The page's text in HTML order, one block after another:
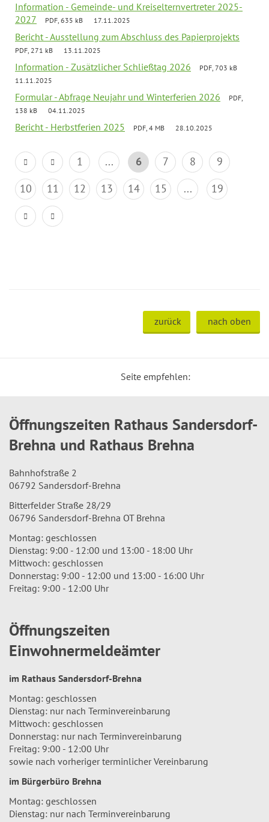
Information - Gemeinde- und Kreiselternvertreter 2025-
2027
PDF, 635 kB 17.11.2025
Bericht - Ausstellung zum Abschluss des Papierprojekts
PDF, 271 kB 13.11.2025
Information - Zusätzlicher Schließtag 2026
PDF, 703 kB
11.11.2025
Formular - Abfrage Neujahr und Winterferien 2026
PDF,
138 kB
04.11.2025
Bericht - Herbstferien 2025 PDF, 4 MB 28.10.2025
1 ... 6 7 8
9
10
11 12 13 14 15 ... 19
zurück nach oben
Seite empfehlen:
Öffnungszeiten Rathaus Sandersdorf-
Brehna und Rathaus Brehna
Bahnhofstraße 2
06792 Sandersdorf-Brehna
Bitterfelder Straße 28/29
06796 Sandersdorf-Brehna OT Brehna
Montag: geschlossen
Dienstag: 9:00 - 12:00 und 13:00 - 18:00 Uhr
Mittwoch: geschlossen
Donnerstag: 9:00 - 12:00 und 13:00 - 16:00 Uhr
Freitag: 9:00 - 12:00 Uhr
Öffnungszeiten
Einwohnermeldeämter
im Rathaus Sandersdorf-Brehna
Montag: geschlossen
Dienstag: nur nach Terminvereinbarung
Mittwoch: geschlossen
Donnerstag: nur nach Terminvereinbarung
Freitag: 9:00 - 12:00 Uhr
sowie nach vorheriger terminlicher Vereinbarung
im Bürgerbüro Brehna
Montag: geschlossen
Dienstag: nur nach Terminvereinbarung